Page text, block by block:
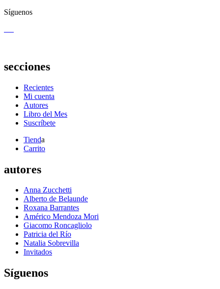
Síguenos
secciones
Recientes
Mi cuenta
Autores
Libro del Mes
Suscríbete
Tienda
Carrito
autores
Anna Zucchetti
Alberto de Belaunde
Roxana Barrantes
Américo Mendoza Mori
Giacomo Roncagliolo
Patricia del Río
Natalia Sobrevilla
Invitados
Síguenos